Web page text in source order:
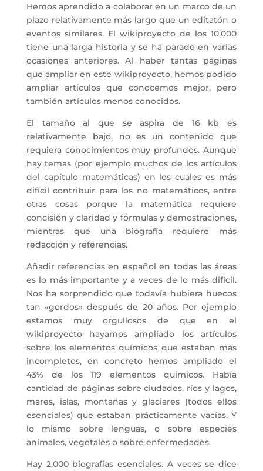
Hemos aprendido a colaborar en un marco de un
plazo relativamente más largo que un editatón o
eventos similares. El wikiproyecto de los 10.000
tiene una larga historia y se ha parado en varias
ocasiones anteriores. Al haber tantas páginas
que ampliar en este wikiproyecto, hemos podido
ampliar artículos que conocemos mejor, pero
también artículos menos conocidos.
El tamaño al que se aspira de 16 kb es
relativamente bajo, no es un contenido que
requiera conocimientos muy profundos. Aunque
hay temas (por ejemplo muchos de los artículos
del capítulo matemáticas) en los cuales es más
difícil contribuir para los no matemáticos, entre
otras cosas porque la matemática requiere
concisión y claridad y fórmulas y demostraciones,
mientras que una biografía requiere más
redacción y referencias.
Añadir referencias en español en todas las áreas
es lo más importante y a veces de lo más difícil.
Nos ha sorprendido que todavía hubiera huecos
tan «gordos» después de 20 años. Por ejemplo
estamos muy orgullosos de que en el
wikiproyecto hayamos ampliado los artículos
sobre los elementos químicos que estaban más
incompletos, en concreto hemos ampliado el
43% de los 119 elementos químicos. Había
cantidad de páginas sobre ciudades, ríos y lagos,
mares, islas, montañas y glaciares (todos ellos
esenciales) que estaban prácticamente vacías. Y
lo mismo sobre lenguas, o sobre especies
animales, vegetales o sobre enfermedades.
Hay 2.000 biografías esenciales. A veces se dice